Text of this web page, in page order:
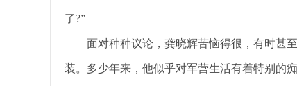
了?”
面对种种议论，龚晓辉苦恼得很，有时甚
装。多少年来，他似乎对军营生活有着特别的